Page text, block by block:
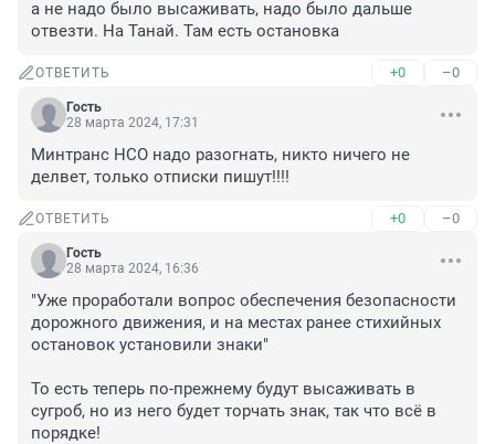
а не надо было высаживать, надо было дальше
отвезти. На Танай. Там есть остановка
ОТВЕТИТЬ +0 –0
Гость
28 марта 2024, 17:31
Минтранс НСО надо разогнать, никто ничего не
делвет, только отписки пишут!!!!
ОТВЕТИТЬ +0 –0
Гость
28 марта 2024, 16:36
"Уже проработали вопрос обеспечения безопасности
дорожного движения, и на местах ранее стихийных
остановок установили знаки"
То есть теперь по-прежнему будут высаживать в
сугроб, но из него будет торчать знак, так что всё в
порядке!